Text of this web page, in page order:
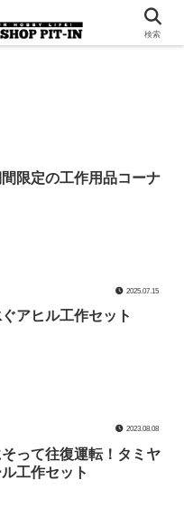
。 ピットインのウェブサイトです
限定の工作用品コーナ
2025.07.15
アヒル工作セット
2023.08.08
って往復運転！タミヤ
工作セット
検索